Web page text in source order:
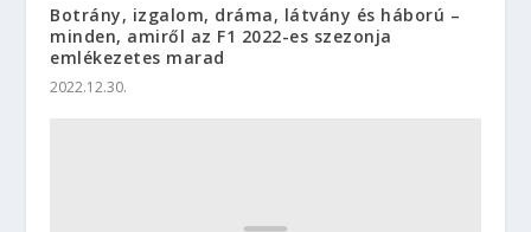
Botrány, izgalom, dráma, látvány és háború –
minden, amiről az F1 2022-es szezonja
emlékezetes marad
2022.12.30.